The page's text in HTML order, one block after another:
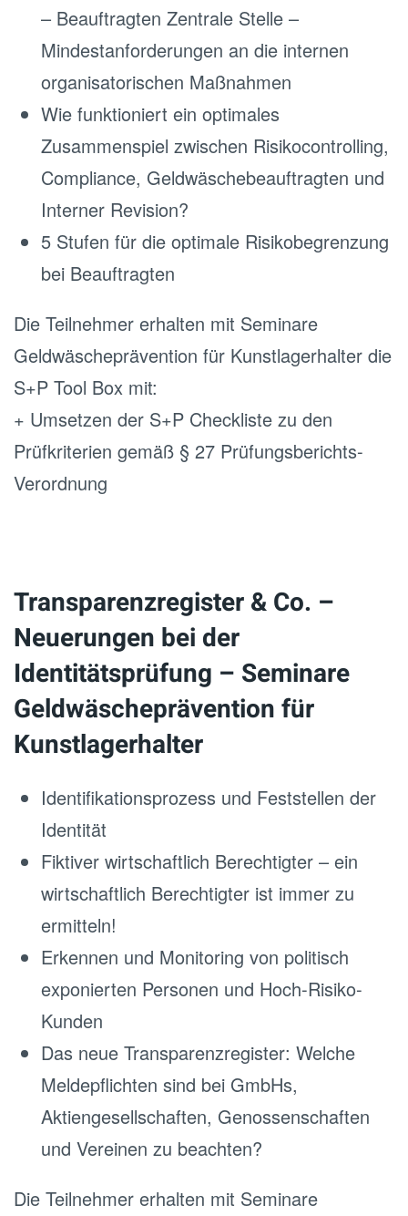
– Beauftragten Zentrale Stelle –
Mindestanforderungen an die internen
organisatorischen Maßnahmen
Wie funktioniert ein optimales
Zusammenspiel zwischen Risikocontrolling,
Compliance, Geldwäschebeauftragten und
Interner Revision?
5 Stufen für die optimale Risikobegrenzung
bei Beauftragten
Die Teilnehmer erhalten mit Seminare
Geldwäscheprävention für Kunstlagerhalter die
S+P Tool Box mit:
+ Umsetzen der S+P Checkliste zu den
Prüfkriterien gemäß § 27 Prüfungsberichts-
Verordnung
Transparenzregister & Co. –
Neuerungen bei der
Identitätsprüfung – Seminare
Geldwäscheprävention für
Kunstlagerhalter
Identifikationsprozess und Feststellen der
Identität
Fiktiver wirtschaftlich Berechtigter – ein
wirtschaftlich Berechtigter ist immer zu
ermitteln!
Erkennen und Monitoring von politisch
exponierten Personen und Hoch-Risiko-
Kunden
Das neue Transparenzregister: Welche
Meldepflichten sind bei GmbHs,
Aktiengesellschaften, Genossenschaften
und Vereinen zu beachten?
Die Teilnehmer erhalten mit Seminare